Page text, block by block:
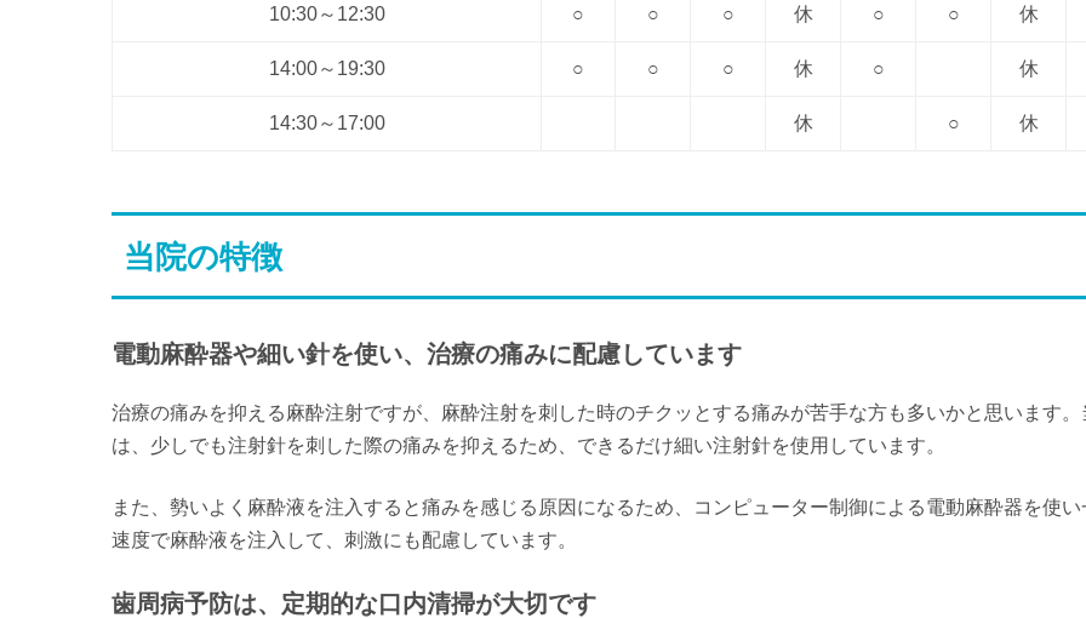
10:30～12:30 ○ ○ ○ 休 ○ ○ 休
14:00～19:30 ○ ○ ○ 休 ○ 休
14:30～17:00 休 ○ 休
当院の特徴
電動麻酔器や細い針を使い、治療の痛みに配慮しています
治療の痛みを抑える麻酔注射ですが、麻酔注射を刺した時のチクッとする痛みが苦手な方も多いかと思います。
は、少しでも注射針を刺した際の痛みを抑えるため、できるだけ細い注射針を使用しています。
また、勢いよく麻酔液を注入すると痛みを感じる原因になるため、コンピューター制御による電動麻酔器を使い
速度で麻酔液を注入して、刺激にも配慮しています。
歯周病予防は、定期的な口内清掃が大切です